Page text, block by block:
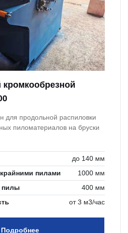
для продольной распиловки
пиломатериалов на бруски
до 140 мм
пилами
1000 мм
пилы
400 мм
от 3 м3/час
Подробнее